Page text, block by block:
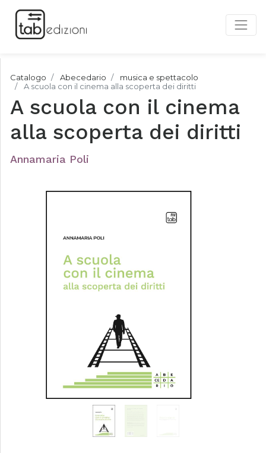
Catalogo Abecedario
musica e spettacolo
A scuola con il cinema alla scoperta dei diritti
A scuola con il cinema
alla scoperta dei diritti
Annamaria Poli